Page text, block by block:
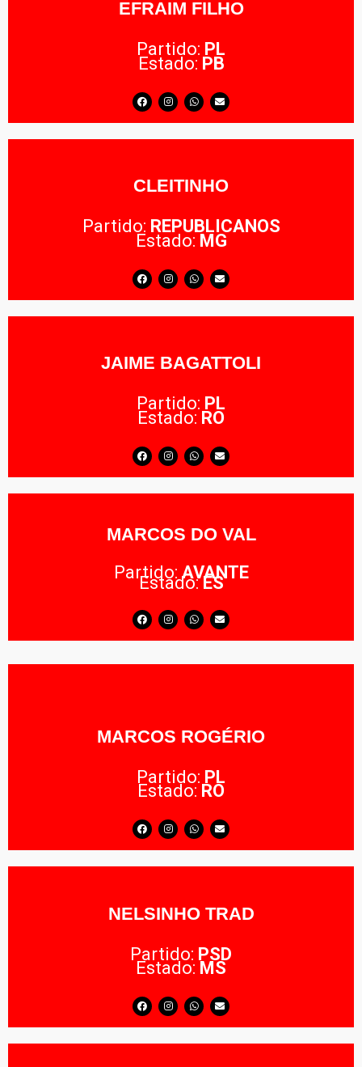
EFRAIM FILHO
Partido: PL
Estado: PB
CLEITINHO
Partido: REPUBLICANOS
Estado: MG
JAIME BAGATTOLI
Partido: PL
Estado: RO
MARCOS DO VAL
Partido: AVANTE
Estado:ES
MARCOS ROGÉRIO
Partido: PL
Estado: RO
NELSINHO TRAD
Partido: PSD
Estado: MS